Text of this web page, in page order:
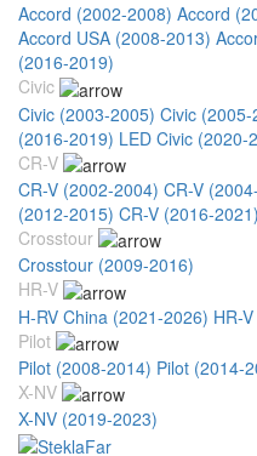
Accord (2002-2008) Accord
Accord USA (2008-2013)
(2016-2019)
Civic
Civic (2003-2005) Civic (2005-
(2016-2019) LED Civic (2020-
CR-V
CR-V (2002-2004) CR-V
(2012-2015) CR-V (2016-2021)
Crosstour
Crosstour (2009-2016)
HR-V
H-RV China (2021-2026) HR-
Pilot
Pilot (2008-2014) Pilot (2014-
X-NV
X-NV (2019-2023)